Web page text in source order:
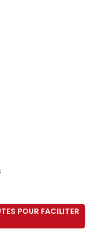
POUR FACILITER